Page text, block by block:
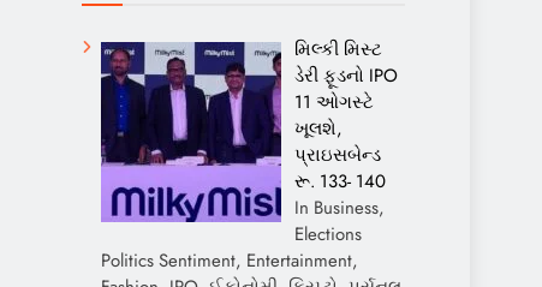
મિલ્કી મિસ્ટ
ડેરી ફૂડનો IPO
11 ઓગસ્ટે
ખૂલશે,
પ્રાઇસબેન્ડ
રૂ. 133- 140
In Business,
Elections
Politics Sentiment, Entertainment,